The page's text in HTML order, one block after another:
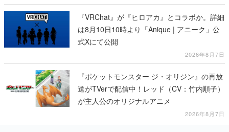
『VRChat』が『ヒロアカ』とコラボか。詳細
は8月10日10時より「Anique | アニーク」公
式Xにて公開
2026年8月7日
『ポケットモンスター ジ・オリジン』の再放
送がTVerで配信中！レッド（CV：竹内順子）
が主人公のオリジナルアニメ
2026年8月7日